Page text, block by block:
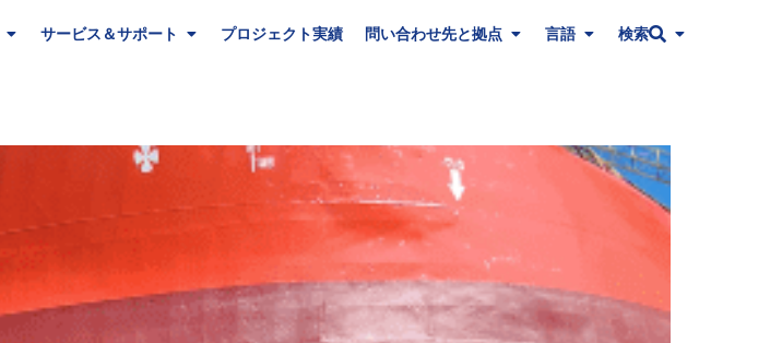
サービス＆サポート プロジェクト実績 問い合わせ先と拠点 言語 検索